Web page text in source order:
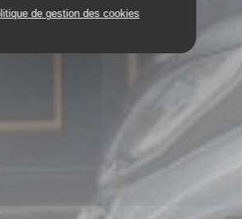
de gestion des cookies